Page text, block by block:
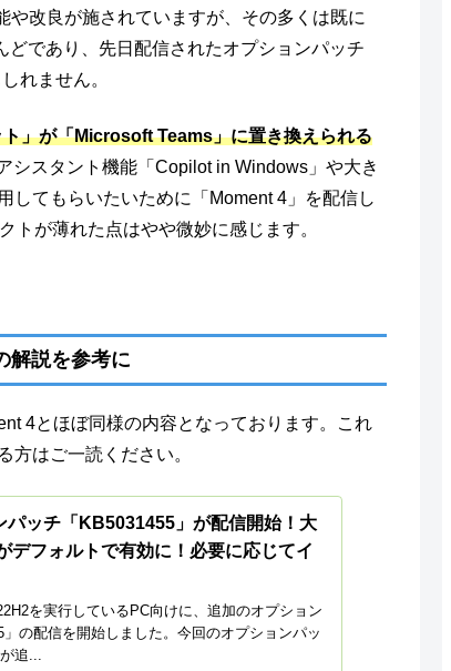
や改良が施されていますが、その多くは既に
どであり、先日配信されたオプションパッチ
れません。
」が「Microsoft Teams」に置き換えられる
シスタント機能「Copilot in Windows」や大き
してもらいたいために「Moment 4」を配信し
トが薄れた点はやや微妙に感じます。
解説を参考に
4とほぼ同様の内容となっております。これ
方はご一読ください。
ッチ「KB5031455」が配信開始！大
デフォルトで有効に！必要に応じてイ
を実行しているPC向けに、追加のオプション
の配信を開始しました。今回のオプションパッ
追...